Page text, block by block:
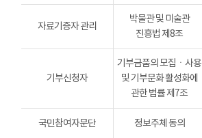
자료기증자 관리
박물관 및 미술관
진흥법 제8조
기부신청자
기부금품의 모집ㆍ사용
및 기부문화 활성화에
관한 법률 제7조
국민참여자문단 정보주체 동의